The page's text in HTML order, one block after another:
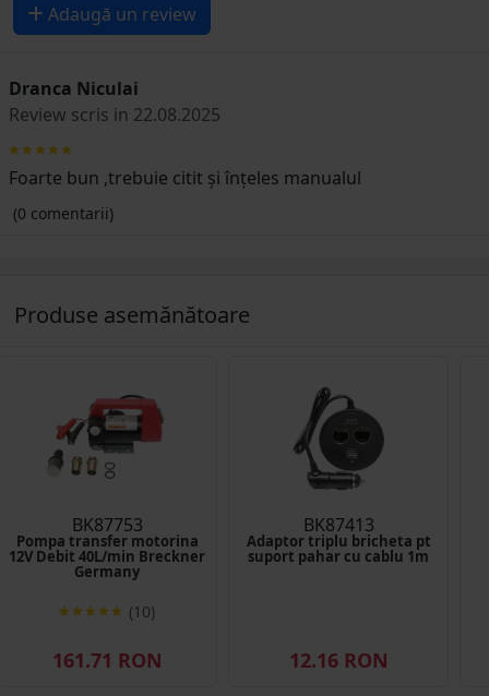
Adaugă un review
Dranca Niculai
Review scris in 22.08.2025
Foarte bun ,trebuie citit și înțeles manualul
(0 comentarii)
Produse asemănătoare
BK87753
Pompa transfer motorina
12V Debit 40L/min Breckner
Germany
(10)
161.71 RON
BK87413
Adaptor triplu bricheta pt
suport pahar cu cablu 1m
12.16 RON